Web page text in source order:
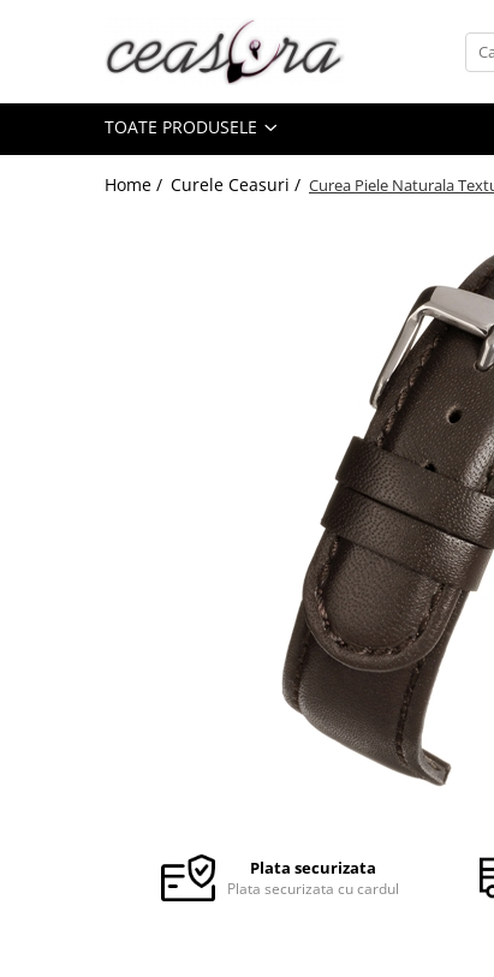
Toate Produsele
AA, AAA, 9V
Accesorii baterii
TOATE PRODUSELE
Home / Curele Ceasuri / Curea Piele Naturala
Plata securizata
Plata securizata cu cardul